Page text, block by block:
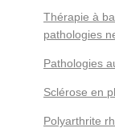
Thérapie à
pathologies
Pathologies
Sclérose en
Polyarthrite